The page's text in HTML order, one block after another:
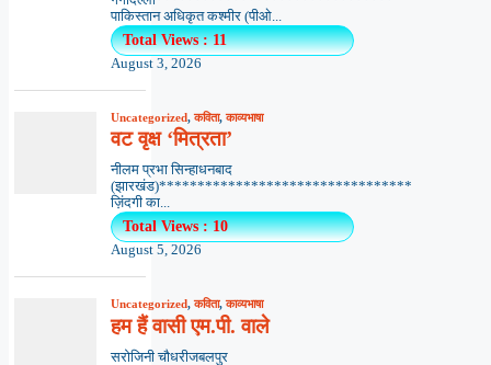
पाकिस्तान अधिकृत कश्मीर (पीओ...
Total Views : 11
August 3, 2026
Uncategorized,कविता,काव्यभाषा
वट वृक्ष ‘मित्रता’
नीलम प्रभा सिन्हाधनबाद
(झारखंड)*********************************
ज़िंदगी का...
Total Views : 10
August 5, 2026
Uncategorized,कविता,काव्यभाषा
हम हैं वासी एम.पी. वाले
सरोजिनी चौधरीजबलपुर